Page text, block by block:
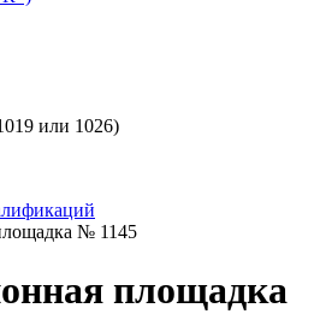
или 1026)
№ 1145
площадка